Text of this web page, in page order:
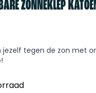
ZONNEKLEP
jezelf tegen de zon met